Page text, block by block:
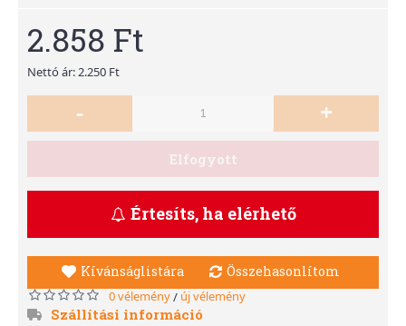
2.858 Ft
Nettó ár: 2.250 Ft
- +
Elfogyott
Értesíts, ha elérhető
Kívánságlistára Összehasonlítom
0 vélemény/ új vélemény
Szállítási információ